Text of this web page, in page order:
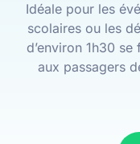
Idéale pour les
scolaires ou les
d’environ 1h30
aux passagers